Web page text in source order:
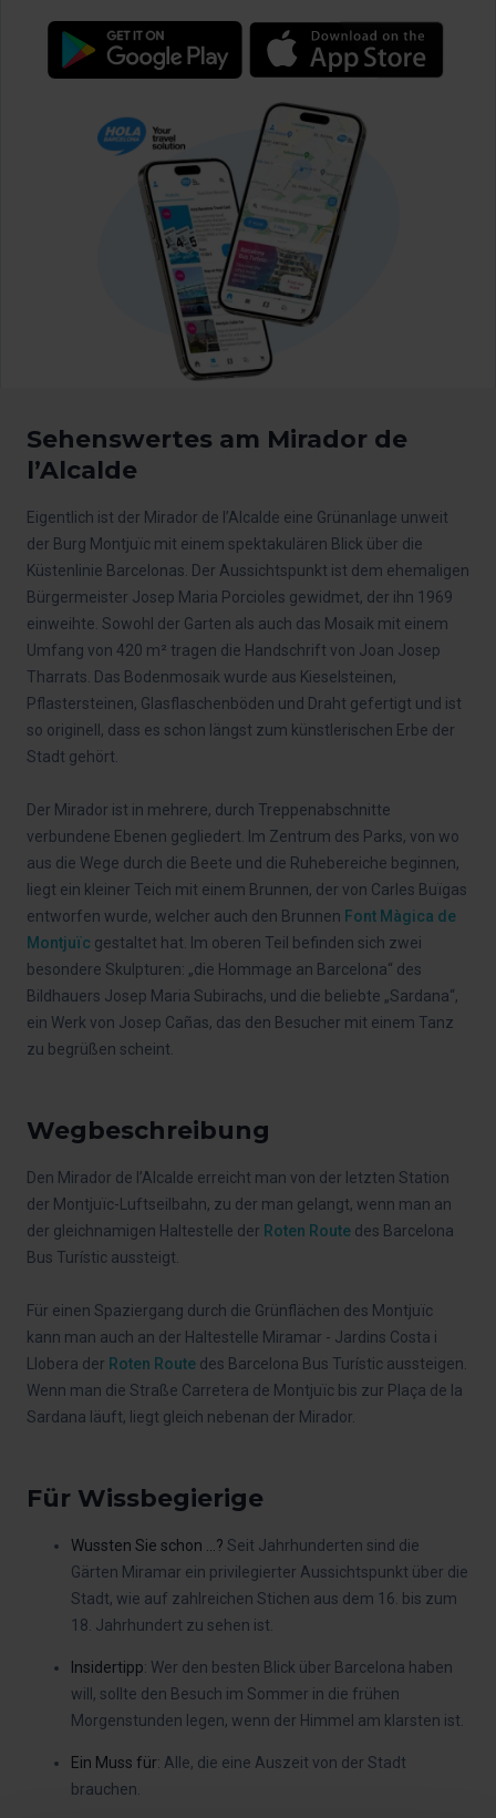
Sehenswertes am Mirador de
l’Alcalde
Eigentlich ist der Mirador de l’Alcalde eine Grünanlage unweit
der Burg Montjuïc mit einem spektakulären Blick über die
Küstenlinie Barcelonas. Der Aussichtspunkt ist dem ehemaligen
Bürgermeister Josep Maria Porcioles gewidmet, der ihn 1969
einweihte. Sowohl der Garten als auch das Mosaik mit einem
Umfang von 420 m² tragen die Handschrift von Joan Josep
Tharrats. Das Bodenmosaik wurde aus Kieselsteinen,
Pflastersteinen, Glasflaschenböden und Draht gefertigt und ist
so originell, dass es schon längst zum künstlerischen Erbe der
Stadt gehört.
Der Mirador ist in mehrere, durch Treppenabschnitte
verbundene Ebenen gegliedert. Im Zentrum des Parks, von wo
aus die Wege durch die Beete und die Ruhebereiche beginnen,
liegt ein kleiner Teich mit einem Brunnen, der von Carles Buïgas
entworfen wurde, welcher auch den Brunnen Font Màgica de
Montjuïc gestaltet hat. Im oberen Teil befinden sich zwei
besondere Skulpturen: „die Hommage an Barcelona“ des
Bildhauers Josep Maria Subirachs, und die beliebte „Sardana“,
ein Werk von Josep Cañas, das den Besucher mit einem Tanz
zu begrüßen scheint.
Wegbeschreibung
Den Mirador de l’Alcalde erreicht man von der letzten Station
der Montjuïc-Luftseilbahn, zu der man gelangt, wenn man an
der gleichnamigen Haltestelle der Roten Route des Barcelona
Bus Turístic aussteigt.
Für einen Spaziergang durch die Grünflächen des Montjuïc
kann man auch an der Haltestelle Miramar - Jardins Costa i
Llobera der Roten Route des Barcelona Bus Turístic aussteigen.
Wenn man die Straße Carretera de Montjuïc bis zur Plaça de la
Sardana läuft, liegt gleich nebenan der Mirador.
Für Wissbegierige
Wussten Sie schon ...? Seit Jahrhunderten sind die
Gärten Miramar ein privilegierter Aussichtspunkt über die
Stadt, wie auf zahlreichen Stichen aus dem 16. bis zum
18. Jahrhundert zu sehen ist.
Insidertipp: Wer den besten Blick über Barcelona haben
will, sollte den Besuch im Sommer in die frühen
Morgenstunden legen, wenn der Himmel am klarsten ist.
Ein Muss für: Alle, die eine Auszeit von der Stadt
brauchen.